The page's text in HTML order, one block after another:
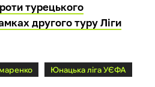
турецького
другого туру Ліги
Юнацька ліга УЄФА